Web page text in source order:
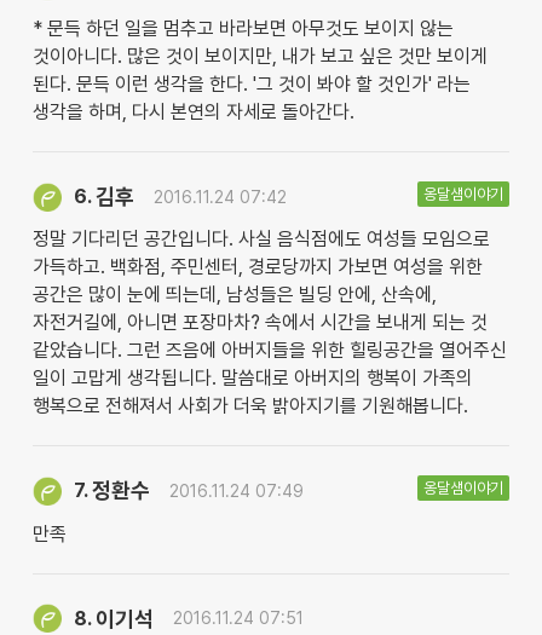
* 문득 하던 일을 멈추고 바라보면 아무것도 보이지 않는
것이아니다. 많은 것이 보이지만, 내가 보고 싶은 것만 보이게
된다. 문득 이런 생각을 한다. '그 것이 봐야 할 것인가' 라는
생각을 하며, 다시 본연의 자세로 돌아간다.
6.김후 2016.11.24 07:42
정말 기다리던 공간입니다. 사실 음식점에도 여성들 모임으로
가득하고. 백화점, 주민센터, 경로당까지 가보면 여성을 위한
공간은 많이 눈에 띄는데, 남성들은 빌딩 안에, 산속에,
자전거길에, 아니면 포장마차? 속에서 시간을 보내게 되는 것
같았습니다. 그런 즈음에 아버지들을 위한 힐링공간을 열어주신
일이 고맙게 생각됩니다. 말씀대로 아버지의 행복이 가족의
행복으로 전해져서 사회가 더욱 밝아지기를 기원해봅니다.
옹달샘이야기
7.정환수 2016.11.24 07:49
만족
옹달샘이야기
8. 이기석 2016.11.24 07:51